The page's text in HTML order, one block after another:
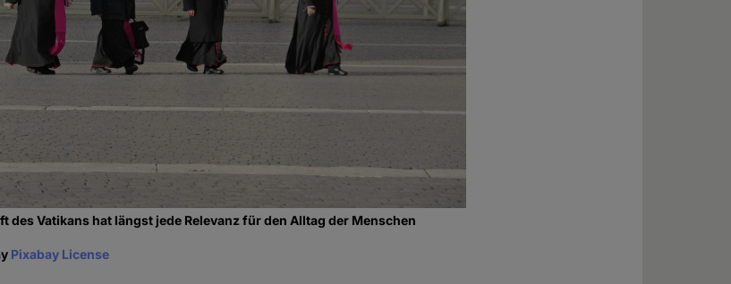
des Vatikans hat längst jede Relevanz für den Alltag der Menschen
Pixabay License